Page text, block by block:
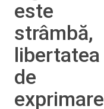
este
strâmbă,
libertatea
de
exprimare